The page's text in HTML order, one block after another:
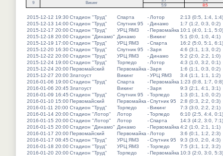
9
Викинг
5:9 8:5
2015-12-12 19:30Стадион "Труд" Спарта - Лотор
2:13 (0:5, 1:4, 1:4)
2015-12-13 14:00Стадион "Труд" Спутник 95 - Динамо
1:7 (1:2, 0:3, 0:2)
2015-12-17 20:00Стадион "Труд" УРЦ ЯМЗ -Первомайка 10:1 (4:0, 1:1, 5:0)
2015-12-18 20:00Стадион "Динамо" Динамо -Викинг
5:1 (0:0, 1:0, 4:1)
2015-12-19 17:00Стадион "Труд" УРЦ ЯМЗ -Спарта
16:2 (5:0, 5:1, 6:1)
2015-12-20 16:30Стадион "Труд" Спутник 95 -Заря
4:6 (3:1, 1:3, 0:2)
2015-12-22 20:00Стадион "Труд" УРЦ ЯМЗ - Динамо
5:2 (2:0, 2:2, 1:0)
2015-12-24 19:00Стадион "Труд" Торпедо - Лотор
4:3 (1:0, 3:2, 0:1)
2015-12-24 20:00Первомайский Первомайка -Заря
1:6 (1:1, 0:3, 0:2)
2015-12-27 20:00Златоуст Викинг -УРЦ ЯМЗ
3:4 (1:1, 1:1, 1:2)
2016-01-06 19:00Стадион "Труд" Спарта -Первомайка 1:23 (0:8, 1:7, 0:8)
2016-01-06 20:45 Златоуст Викинг -Заря
9:3 (2:1, 4:1, 3:1)
2016-01-09 16:45 Стадион "Труд" Спутник 95 -Торпедо
1:3 (0:1, 1:0, 0:2)
2016-01-10 15:00Первомайский Первомайка -Спутник 95
2:8 (0:3, 2:2, 0:3)
2016-01-11 20:00 Стадион "Труд" Торпедо -Викинг
7:3 (3:0, 2:2, 2:1)
2016-01-14 20:00Стадион "Лотор" Лотор -Торпедо
6:10 (2:5, 4:4, 0:1)
2016-01-15 20:00Стадион "Лотор" Лотор -Спарта
14:3 (4:2, 3:0, 7:1)
2016-01-15 20:00Стадион "Динамо" Динамо -Первомайка 4:2 (1:0, 2:1, 1:1)
2016-01-17 20:00Первомайский Первомайка - Лотор
3:6 (0:1, 1:2, 2:3)
2016-01-17 08:45 Стадион "Труд" УРЦ ЯМЗ -Спутник 95
9:3 (3:0, 2:0, 4:3)
2016-01-18 20:00Стадион "Труд" УРЦ ЯМЗ -Торпедо
7:5 (3:1, 1:2, 3:2)
2016-01-20 20:00Стадион "Труд" Торпедо -Первомайка 10:3 (2:0, 3:0, 5:3)